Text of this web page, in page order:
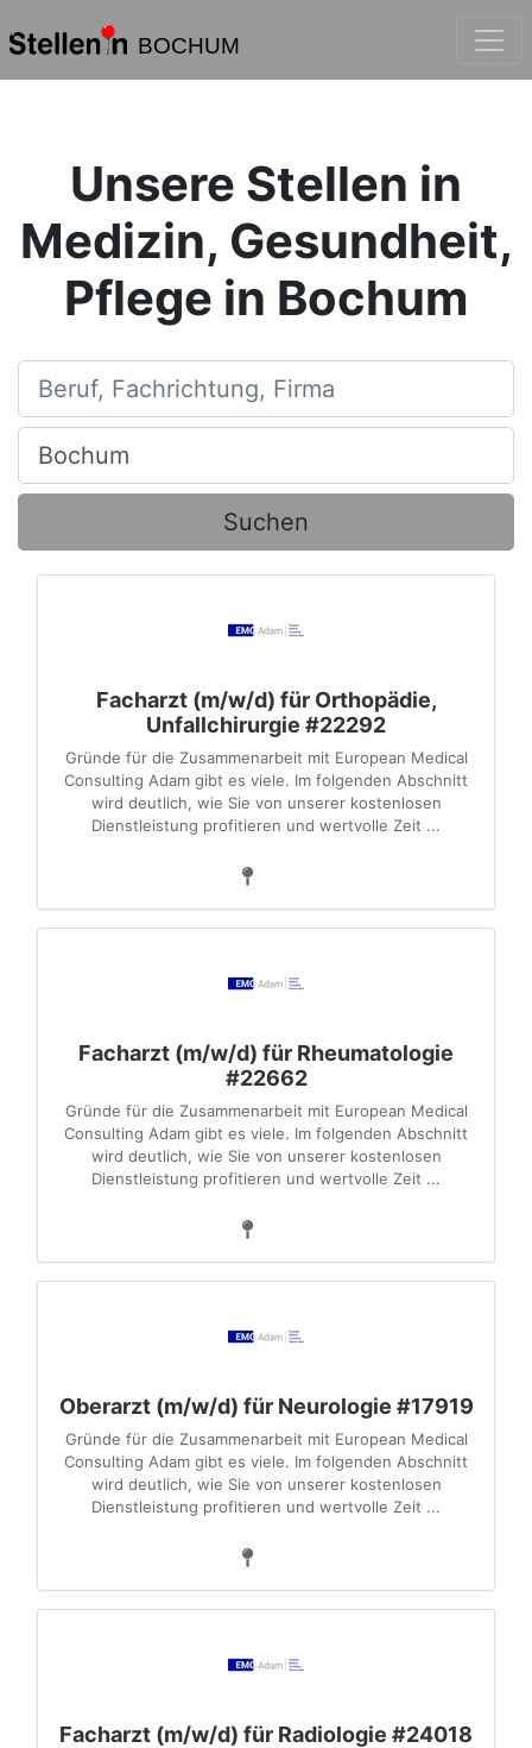
BOCHUM
Unsere Stellen in
Medizin, Gesundheit,
Pflege in Bochum
Beruf, Fachrichtung, Firma
Ort, Stadt
Suchen
Facharzt (m/w/d) für Orthopädie,
Unfallchirurgie #22292
Gründe für die Zusammenarbeit mit European Medical
Consulting Adam gibt es viele. Im folgenden Abschnitt
wird deutlich, wie Sie von unserer kostenlosen
Dienstleistung profitieren und wertvolle Zeit ...
Facharzt (m/w/d) für Rheumatologie
#22662
Gründe für die Zusammenarbeit mit European Medical
Consulting Adam gibt es viele. Im folgenden Abschnitt
wird deutlich, wie Sie von unserer kostenlosen
Dienstleistung profitieren und wertvolle Zeit ...
Oberarzt (m/w/d) für Neurologie #17919
Gründe für die Zusammenarbeit mit European Medical
Consulting Adam gibt es viele. Im folgenden Abschnitt
wird deutlich, wie Sie von unserer kostenlosen
Dienstleistung profitieren und wertvolle Zeit ...
Facharzt (m/w/d) für Radiologie #24018